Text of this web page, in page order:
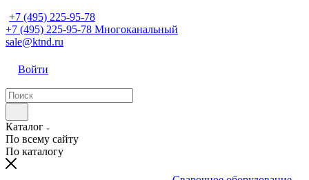
+7 (495) 225-95-78
+7 (495) 225-95-78 Многоканальный
sale@ktnd.ru
Войти
Каталог
По всему сайту
По каталогу